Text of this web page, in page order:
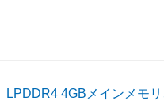
LPDDR4 4GBメインメモ